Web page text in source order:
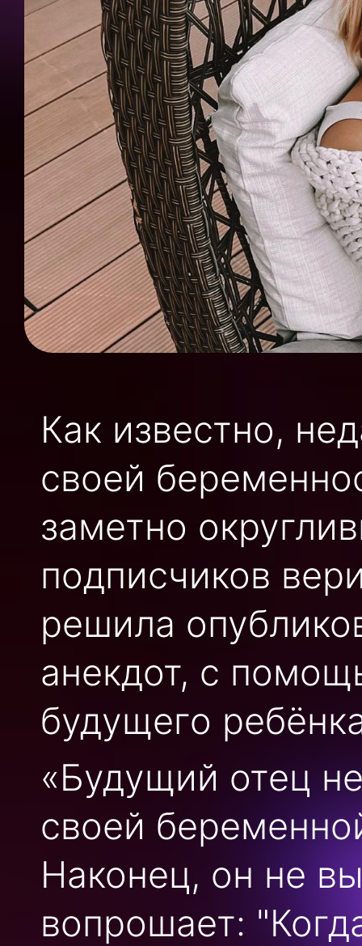
Как известно,
своей
заметно
подписчиков
решила
анекдот, с
будущего
«Будущий отец
своей
Наконец, он не
вопрошает: